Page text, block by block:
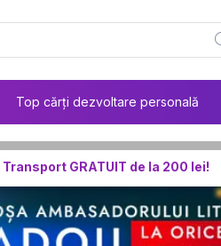
Top cărți dezvoltare personală
Transport GRATUIT de la 200 lei!